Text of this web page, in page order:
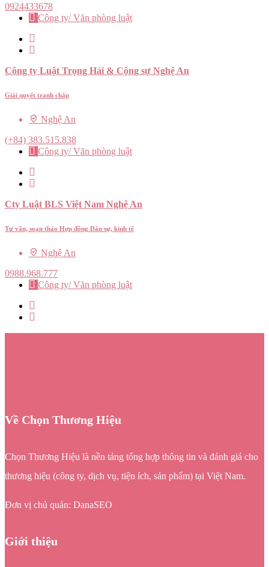
0924433678
Công ty/ Văn phòng luật
Công ty Luật Trọng Hải & Cộng sự Nghệ An
Giải quyết tranh chấp
Nghệ An
(+84) 383.515.838
Công ty/ Văn phòng luật
Cty Luật BLS Việt Nam Nghệ An
Tư vấn, soạn thảo Hợp đồng Dân sự, kinh tế
Nghệ An
0988.968.777
Công ty/ Văn phòng luật
Về Chọn Thương Hiệu
Chọn Thương Hiệu là nền tảng tổng hợp thông tin và đánh giá cho
thương hiệu (công ty, dịch vụ, tiện ích, sản phẩm) tại Việt Nam.
Đơn vị chủ quản: DanaSEO
Giới thiệu